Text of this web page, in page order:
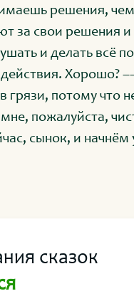
решения,
за свои решения и
и делать всё
действия. Хорошо?
грязи, потому что
пожалуйста,
сынок, и начнём
сказок